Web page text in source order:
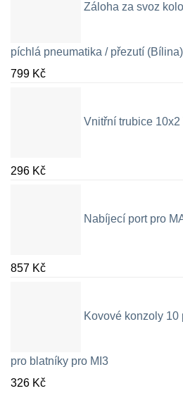
Záloha za svoz
píchlá pneumatika / přezutí (Bílina)
799 Kč
Vnitřní trubice 10x2
296 Kč
Nabíjecí port pro
857 Kč
Kovové konzoly 10
pro blatníky pro MI3
326 Kč